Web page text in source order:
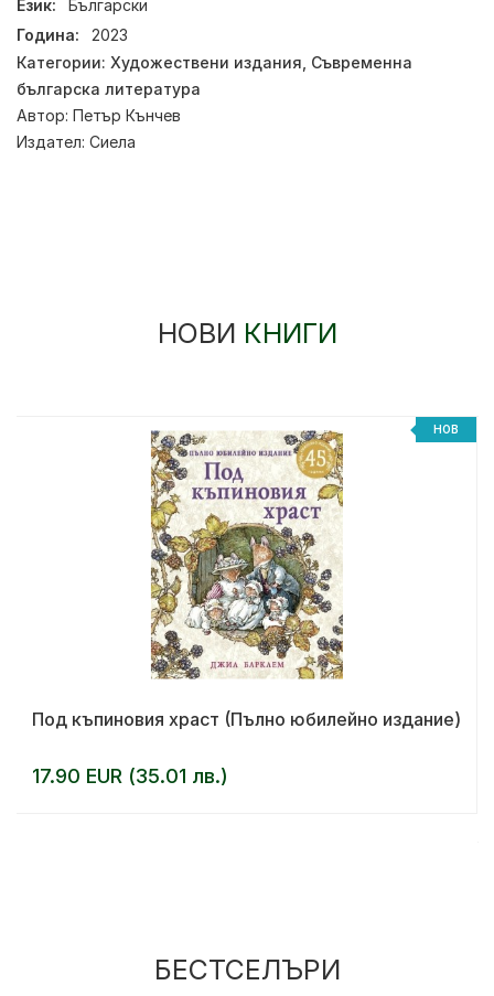
Език:
Български
Година:
2023
Категории: Художествени издания, Съвременна
българска литература
Автор: Петър Кънчев
Издател: Сиела
НОВИ КНИГИ
НОВ
Под къпиновия храст (Пълно юбилейно издание)
17.90 EUR (35.01 лв.)
БЕСТСЕЛЪРИ